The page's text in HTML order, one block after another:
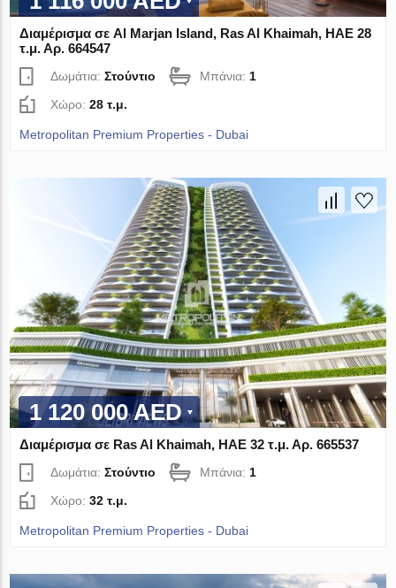
Διαμέρισμα σε Al Marjan Island, Ras Al Khaimah, ΗΑΕ 28
τ.μ. Αρ. 664547
Δωμάτια:Στούντιο Μπάνια: 1
Χώρο:28 τ.μ.
Metropolitan Premium Properties - Dubai
1 120 000 AED
Διαμέρισμα σε Ras Al Khaimah, ΗΑΕ 32 τ.μ. Αρ. 665537
Δωμάτια:Στούντιο Μπάνια:1
Χώρο:32 τ.μ.
Metropolitan Premium Properties - Dubai